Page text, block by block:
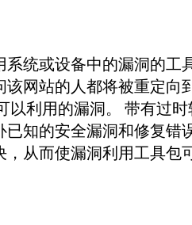
统或设备中的漏洞的工
网站的人都将被重定向
利用的漏洞。 带有过
知的安全漏洞和修复错
从而使漏洞利用工具包